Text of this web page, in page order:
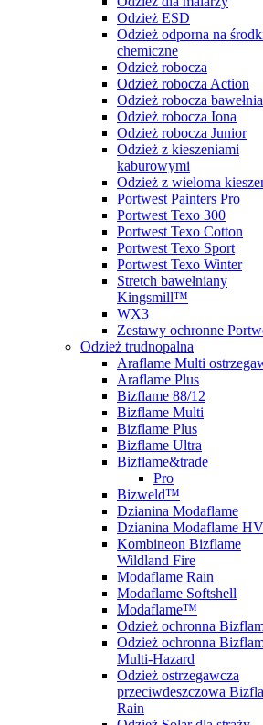
Odzież ESD
Odzież odporna na
chemiczne
Odzież robocza
Odzież robocza Action
Odzież robocza
Odzież robocza Iona
Odzież robocza Junior
Odzież z kieszeniami
kaburowymi
Odzież z wieloma
Portwest Painters Pro
Portwest Texo 300
Portwest Texo Cotton
Portwest Texo Sport
Portwest Texo Winter
Stretch bawełniany
Kingsmill™
WX3
Zestawy ochronne
Odzież trudnopalna
Araflame Multi
Araflame Plus
Bizflame 88/12
Bizflame Multi
Bizflame Plus
Bizflame Ultra
Bizflame&trade
Pro
Bizweld™
Dzianina Modaflame
Dzianina Modaflame
Kombineon Bizflame
Wildland Fire
Modaflame Rain
Modaflame Softshell
Modaflame™
Odzież ochronna
Odzież ochronna
Multi-Hazard
Odzież ostrzegawcza
przeciwdeszczowa
Rain